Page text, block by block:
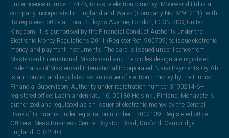
under licence number 17478, to issue electronic money. Moorwand Ltd is a
company incorporated in England and Wales (Company No. 8491211), with
its registered office at Fora, 3 Lloyds Avenue, London, EC3N 3DS, United
Kingdom. It is authorised by the Financial Conduct Authority under the
Electronic Money Regulations 2011 (Register Ref: 900709) to issue electronic
money and payment instruments. The card is issued under licence from
Mastercard International. Mastercard and the circles design are registered
trademarks of Mastercard International Incorporated. Narvi Payments Oy Ab
is authorized and regulated as an issuer of electronic money by the Finnish
Financial Supervisory Authority under registration number 3190214-6—
registered office: Lapinlahdenkatu 16, 00180 Helsinki, Finland. Monavate is
authorized and regulated as an issuer of electronic money by the Central
Bank of Lithuania under registration number LB002139. Registered office:
Officers' Mess Business Centre, Royston Road, Duxford, Cambridge,
England, CB22 4QH.